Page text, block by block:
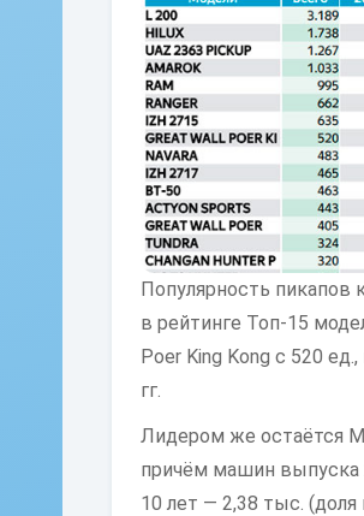
Популярность пикапов
в рейтинге Топ-15
Poer King Kong с 520
гг.
Лидером же остаётся
причём машин выпуска
10 лет — 2,38 тыс.